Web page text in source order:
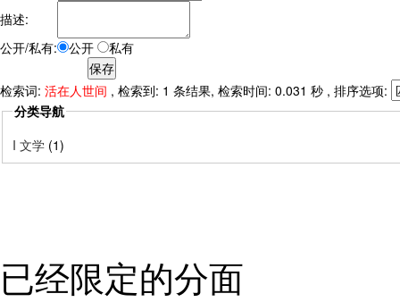
描述:
公开/私有:
公开 私有
检索词: 活在人世间 , 检索到: 1 条结果, 检索时间: 0.031 秒 , 排序选项:
分类导航
I 文学 (1)
已经限定的分面